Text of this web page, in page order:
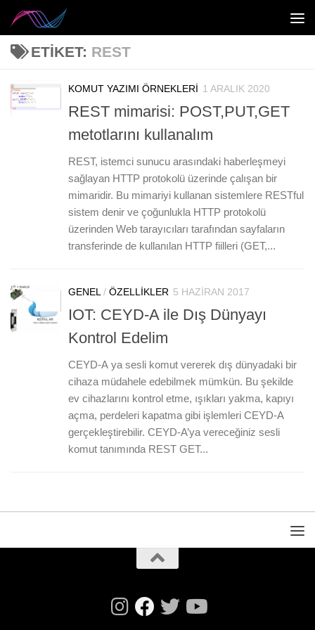
Skip to content
ETIKET: REST
KOMUT YAZIMI ÖRNEKLERI 1 ARALIK 2020
REST mimarisi: POST,PUT,GET
metotlarını kullanalım
REST, istemci sunucu arasındaki haberleşmeyi
sağlayan HTTP protokolü üzerinde çalışan bir
mimaridir. Bu mimariyi kullanan sistemlere RESTful
sistem denir ve çoğunlukla HTTP protokolü
üzerinden Web tarayıcıları tarafından sayfaların
transferinde de kullanılan HTTP fiilleri (GET,...
GENEL / ÖZELLIKLER 5 HAZIRAN 2017
IOT: CEYD-A ile Dış Dünyayı
Kontrol Edelim
CEYD-A ya sesli komut vererek dış dünyadaki bir
cihaza müdahele edebilmek mümkün. Bu şekilde
ev cihazlarını kontrol etme, ışıkları yakma, kapıyı
açma, perdeleri kapatma gibi işlemleri CEYD-A
gerçekleştirebilir. CEYD-A’ya vereceğiniz sesli
komut tanımında REST GET...